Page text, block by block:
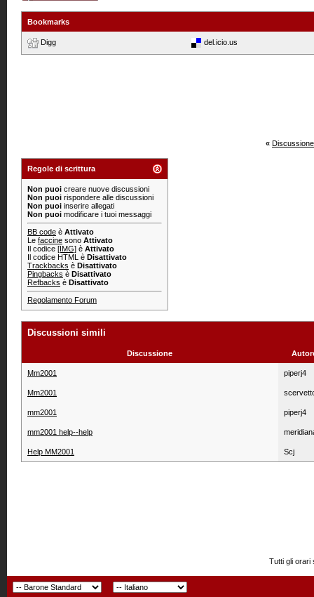
Bookmarks
Digg del.icio.us
«
Regole di scrittura
Non puoi creare nuove discussioni
Non puoi rispondere alle discussioni
Non puoi inserire allegati
Non puoi modificare i tuoi messaggi
BB code è Attivato
Le faccine sono Attivato
Il codice [IMG] è Attivato
Il codice HTML è Disattivato
Trackbacks è Disattivato
Pingbacks è Disattivato
Refbacks è Disattivato
Regolamento Forum
Discussioni simili
Discussione
Mm2001 piperj4
Mm2001
mm2001 piperj4
mm2001 help--help
Help MM2001 Scj
Tutti gli orari